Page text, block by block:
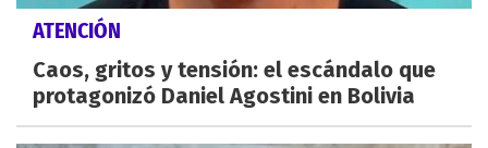
ATENCIÓN
Caos, gritos y tensión: el escándalo que
protagonizó Daniel Agostini en Bolivia